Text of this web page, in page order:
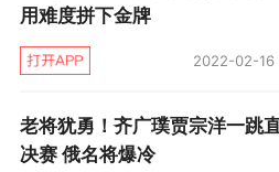
们还要从自身找答案。毕
斯科娃、库什尼尔的一飞
功挑战高难动作的勇士，
了，中国空中技巧就看上
用难度拼下金牌
2022-02-16
老将犹勇！齐广璞贾宗洋一跳
决赛 俄名将爆冷